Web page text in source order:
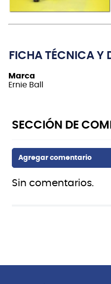
FICHA TÉCNICA Y
Marca
Ernie Ball
Sin comentarios.